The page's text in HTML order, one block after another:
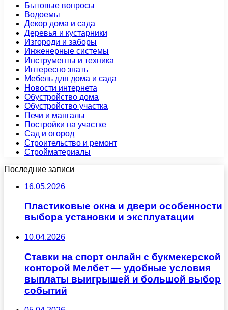
Бытовые вопросы
Водоемы
Декор дома и сада
Деревья и кустарники
Изгороди и заборы
Инженерные системы
Инструменты и техника
Интересно знать
Мебель для дома и сада
Новости интернета
Обустройство дома
Обустройство участка
Печи и мангалы
Постройки на участке
Сад и огород
Строительство и ремонт
Стройматериалы
Последние записи
16.05.2026
Пластиковые окна и двери особенности
выбора установки и эксплуатации
10.04.2026
Ставки на спорт онлайн с букмекерской
конторой Мелбет — удобные условия
выплаты выигрышей и большой выбор
событий